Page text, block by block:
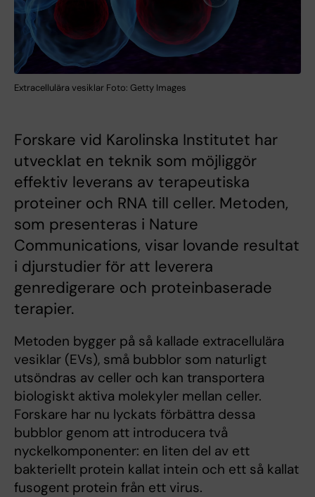
Extracellulära vesiklar Foto: Getty Images
Forskare vid Karolinska Institutet har
utvecklat en teknik som möjliggör
effektiv leverans av terapeutiska
proteiner och RNA till celler. Metoden,
som presenteras i Nature
Communications, visar lovande resultat
i djurstudier för att leverera
genredigerare och proteinbaserade
terapier.
Metoden bygger på så kallade extracellulära
vesiklar (EVs), små bubblor som naturligt
utsöndras av celler och kan transportera
biologiskt aktiva molekyler mellan celler.
Forskare har nu lyckats förbättra dessa
bubblor genom att introducera två
nyckelkomponenter: en liten del av ett
bakteriellt protein kallat intein och ett så kallat
fusogent protein från ett virus.